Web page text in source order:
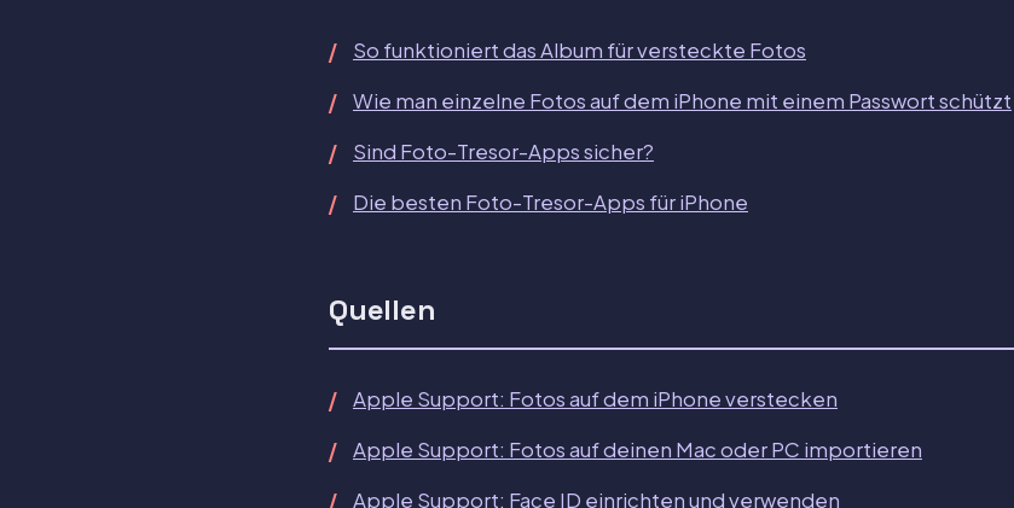
So funktioniert das Album für versteckte Fotos
Wie man einzelne Fotos auf dem iPhone mit einem Passwort schützt
Sind Foto-Tresor-Apps sicher?
Die besten Foto-Tresor-Apps für iPhone
Quellen
Apple Support: Fotos auf dem iPhone verstecken
Apple Support: Fotos auf deinen Mac oder PC importieren
Apple Support: Face ID einrichten und verwenden